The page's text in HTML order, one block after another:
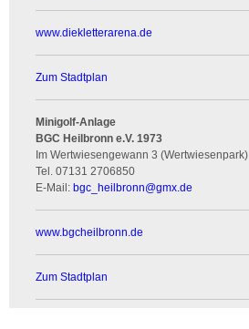
www.diekletterarena.de
Zum Stadtplan
Minigolf-Anlage
BGC Heilbronn e.V. 1973
Im Wertwiesengewann 3 (Wertwiesenpark)
Tel. 07131 2706850
E-Mail: bgc_heilbronn@gmx.de
www.bgcheilbronn.de
Zum Stadtplan